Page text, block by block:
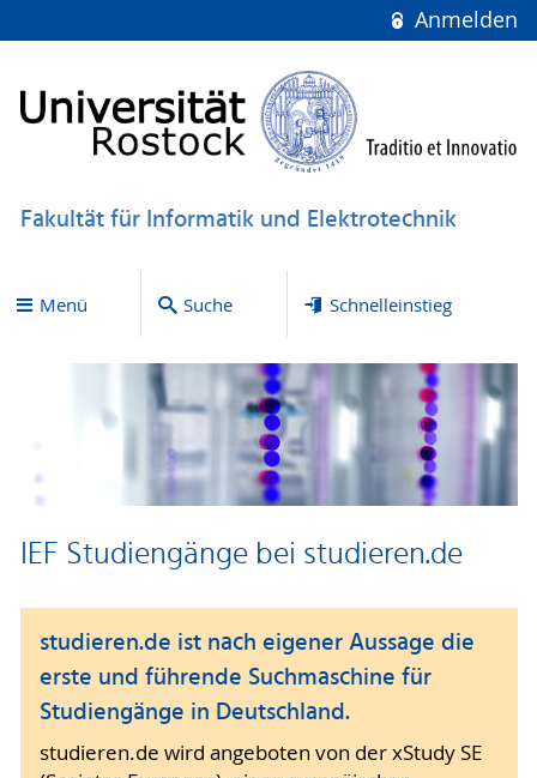
Anmelden
Fakultät für Informatik und Elektrotechnik
Menü Suche Schnelleinstieg
IEF Studiengänge bei studieren.de
studieren.de ist nach eigener Aussage die
erste und führende Suchmaschine für
Studiengänge in Deutschland.
studieren.de wird angeboten von der xStudy SE